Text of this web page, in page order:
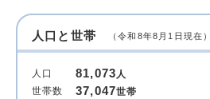
人口と世帯 （令和8年8月1日現在）
人口 81,073人
世帯数
37,047世帯